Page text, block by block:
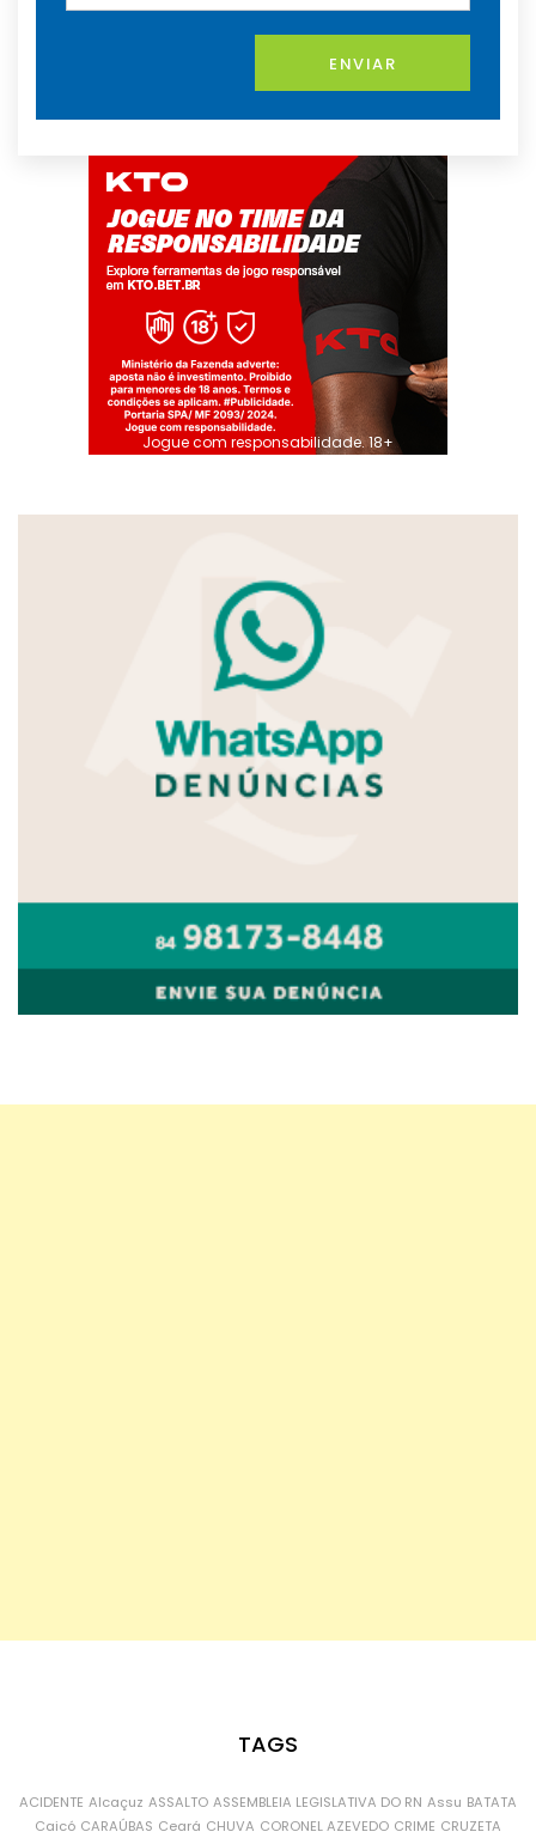
ENVIAR
Jogue com responsabilidade. 18+
TAGS
ACIDENTE Alcaçuz ASSALTO ASSEMBLEIA LEGISLATIVA DO RN Assu BATATA
Caicó CARAÚBAS Ceará CHUVA CORONEL AZEVEDO CRIME CRUZETA